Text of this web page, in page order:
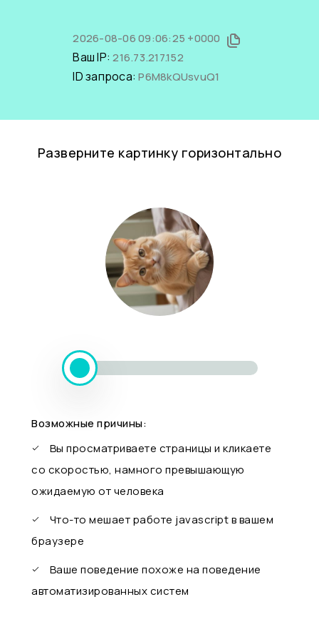
2026-08-06 09:06:25 +0000
Ваш IP:216.73.217.152
ID запроса:P6M8kQUsvuQ1
Разверните картинку горизонтально
Возможные причины:
Вы просматриваете страницы и кликаете
со скоростью, намного превышающую
ожидаемую от человека
Что-то мешает работе javascript в вашем
браузере
Ваше поведение похоже на поведение
автоматизированных систем